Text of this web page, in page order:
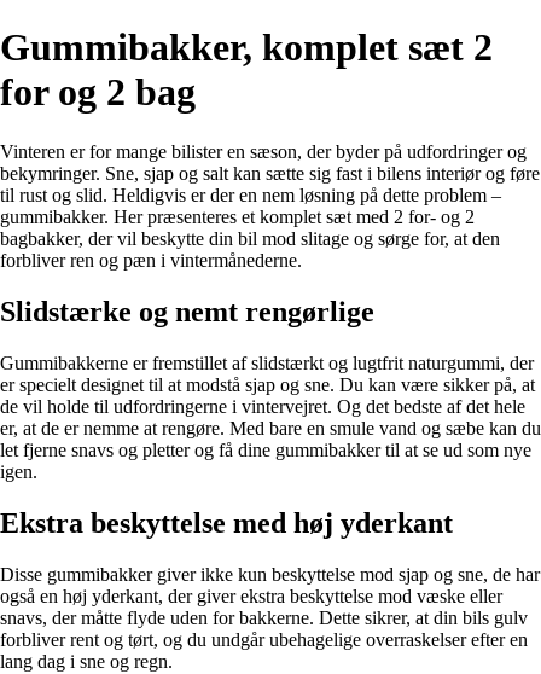
Gummibakker, komplet sæt 2
for og 2 bag
Vinteren er for mange bilister en sæson, der byder på udfordringer og
bekymringer. Sne, sjap og salt kan sætte sig fast i bilens interiør og føre
til rust og slid. Heldigvis er der en nem løsning på dette problem –
gummibakker. Her præsenteres et komplet sæt med 2 for- og 2
bagbakker, der vil beskytte din bil mod slitage og sørge for, at den
forbliver ren og pæn i vintermånederne.
Slidstærke og nemt rengørlige
Gummibakkerne er fremstillet af slidstærkt og lugtfrit naturgummi, der
er specielt designet til at modstå sjap og sne. Du kan være sikker på, at
de vil holde til udfordringerne i vintervejret. Og det bedste af det hele
er, at de er nemme at rengøre. Med bare en smule vand og sæbe kan du
let fjerne snavs og pletter og få dine gummibakker til at se ud som nye
igen.
Ekstra beskyttelse med høj yderkant
Disse gummibakker giver ikke kun beskyttelse mod sjap og sne, de har
også en høj yderkant, der giver ekstra beskyttelse mod væske eller
snavs, der måtte flyde uden for bakkerne. Dette sikrer, at din bils gulv
forbliver rent og tørt, og du undgår ubehagelige overraskelser efter en
lang dag i sne og regn.